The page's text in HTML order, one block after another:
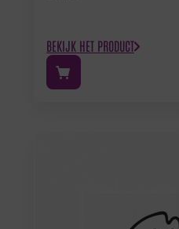
BEKIJK HET PRODUCT